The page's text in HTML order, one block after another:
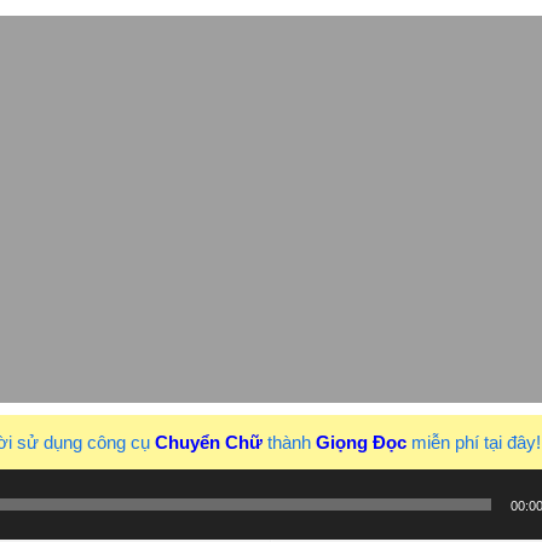
sử dụng công cụ Chuyển Chữ thành Giọng Đọc miễn phí tại đây!
00:00